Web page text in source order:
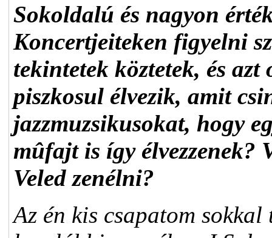
Sokoldalú és nagyon
Koncertjeiteken figyelni
tekintetek köztetek, és
piszkosul élvezik, amit
jazzmuzsikusokat, hogy
mûfajt is így élvezzenek?
Veled zenélni?
Az én kis csapatom